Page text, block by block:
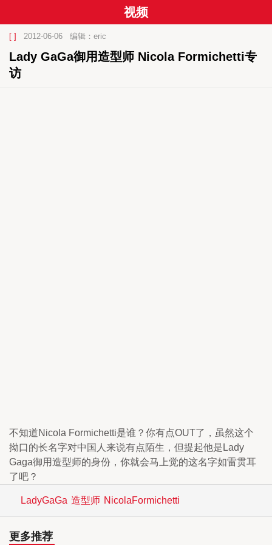
视频
[ ] 2012-06-06 编辑：eric
Lady GaGa御用造型师 Nicola Formichetti专
访
不知道Nicola Formichetti是谁？你有点OUT了，虽然这个
拗口的长名字对中国人来说有点陌生，但提起他是Lady
Gaga御用造型师的身份，你就会马上觉的这名字如雷贯耳
了吧？
LadyGaGa 造型师 NicolaFormichetti
更多推荐